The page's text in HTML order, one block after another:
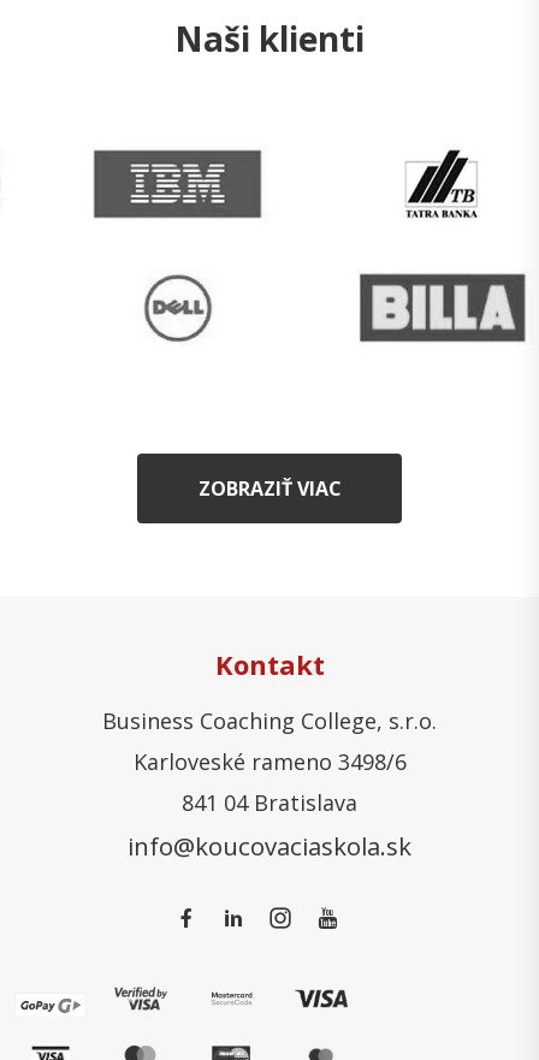
Naši klienti
ZOBRAZIŤ VIAC
Kontakt
Business Coaching College, s.r.o.
Karloveské rameno 3498/6
841 04 Bratislava
info@koucovaciaskola.sk